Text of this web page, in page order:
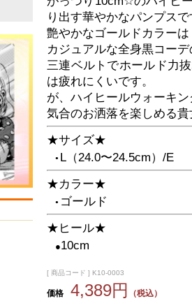
り出す華やかなパンプス
艶やかなゴールドカラー
カジュアルな全身黒コー
三連ベルトでホールド力
は疲れにくいです。
が、ハイヒールウォーキ
気合のお洒落を楽しめる
★サイズ★
●
L（24.0〜24.5cm）/E
★カラー★
● ゴールド
★ヒール★
●10cm
[ 商品コード ] K10-0003
価格 4,389円 （税込）